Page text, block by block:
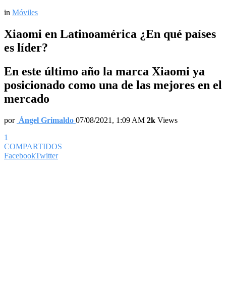
in Móviles
Xiaomi en Latinoamérica ¿En qué países
es líder?
En este último año la marca Xiaomi ya
posicionado como una de las mejores en el
mercado
por Ángel Grimaldo 07/08/2021, 1:09 AM 2k Views
1
COMPARTIDOS
FacebookTwitter